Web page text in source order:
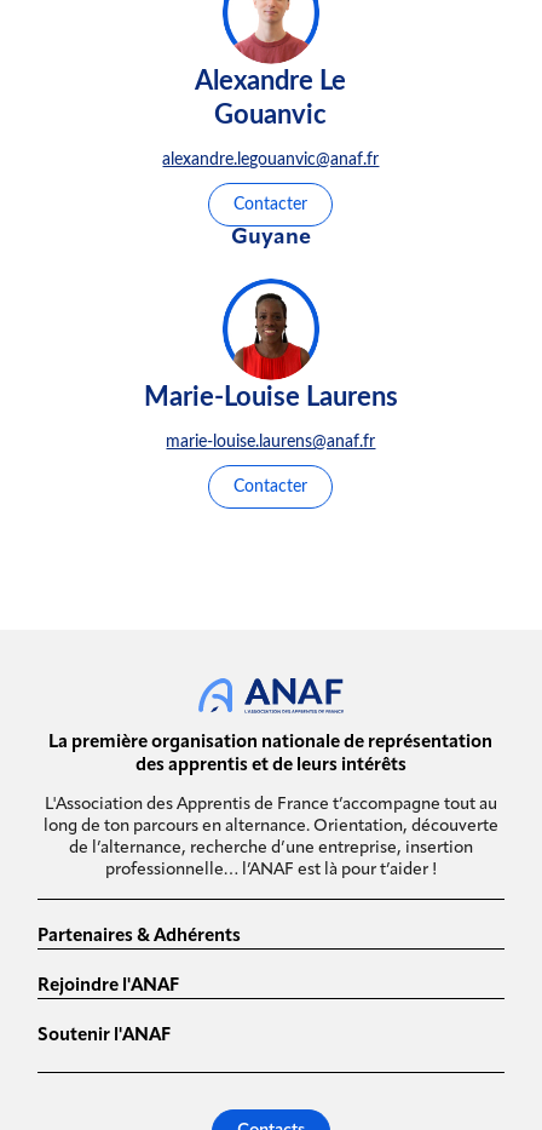
Alexandre Le
Gouanvic
alexandre.legouanvic@anaf.fr
Contacter
Guyane
Marie-Louise Laurens
marie-louise.laurens@anaf.fr
Contacter
La première organisation nationale de représentation
des apprentis et de leurs intérêts
L'Association des Apprentis de France t’accompagne tout au
long de ton parcours en alternance. Orientation, découverte
de l’alternance, recherche d’une entreprise, insertion
professionnelle… l’ANAF est là pour t’aider !
Partenaires & Adhérents
Rejoindre l'ANAF
Soutenir l'ANAF